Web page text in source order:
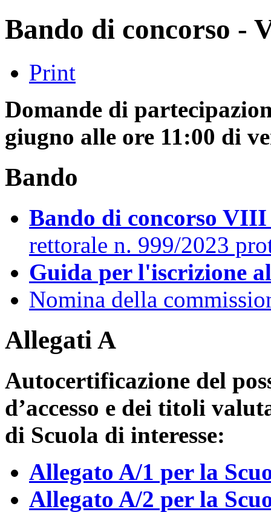
Bando di concorso -
Print
Domande di
giugno alle ore 11:00 di
Bando
Bando di concorso
rettorale n. 999/2023
Guida per l'iscrizione
Nomina della
Allegati A
Autocertificazione del
d’accesso e dei titoli
di Scuola di interesse:
Allegato A/1 per la
Allegato A/2 per la